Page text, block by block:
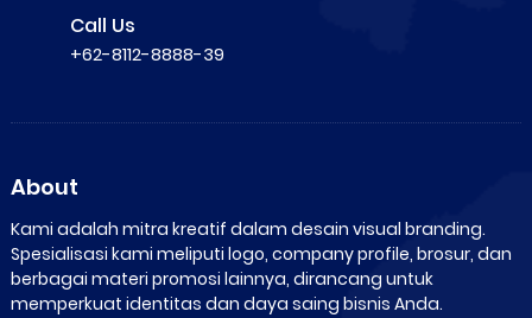
Call Us
+62-8112-8888-39
About
Kami adalah mitra kreatif dalam desain visual branding.
Spesialisasi kami meliputi logo, company profile, brosur, dan
berbagai materi promosi lainnya, dirancang untuk
memperkuat identitas dan daya saing bisnis Anda.